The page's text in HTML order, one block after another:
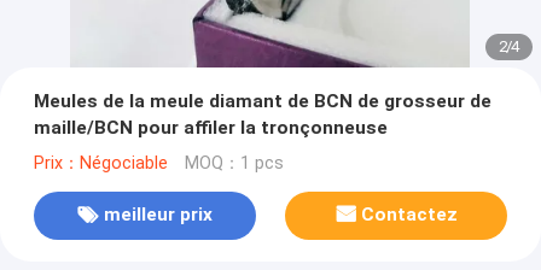
2/4
Meules de la meule diamant de BCN de grosseur de
maille/BCN pour affiler la tronçonneuse
Prix：Négociable MOQ：1 pcs
meilleur prix Contactez